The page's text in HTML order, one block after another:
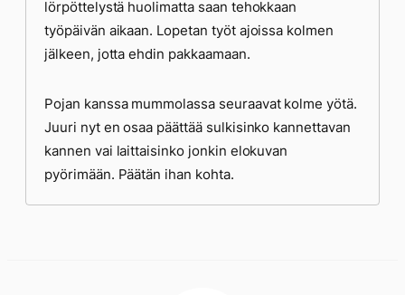
lörpöttelystä huolimatta saan tehokkaan
työpäivän aikaan. Lopetan työt ajoissa kolmen
jälkeen, jotta ehdin pakkaamaan.
Pojan kanssa mummolassa seuraavat kolme yötä.
Juuri nyt en osaa päättää sulkisinko kannettavan
kannen vai laittaisinko jonkin elokuvan
pyörimään. Päätän ihan kohta.